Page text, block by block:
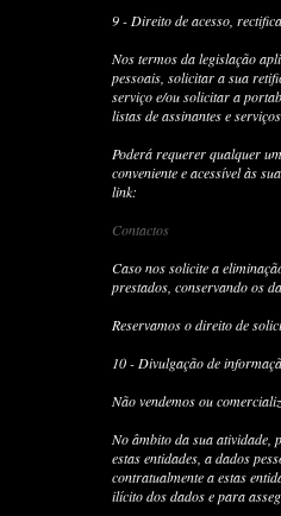
9 - Direito de acesso,
Nos termos da legislação
pessoais, solicitar a sua
serviço e/ou solicitar a
listas de assinantes e
Poderá requerer qualquer
conveniente e acessível às
link:
Contactos
Caso nos solicite a
prestados, conservando os
Reservamos o direito de
10 - Divulgação de
Não vendemos ou
No âmbito da sua atividade,
estas entidades, a dados
contratualmente a estas
ilícito dos dados e para